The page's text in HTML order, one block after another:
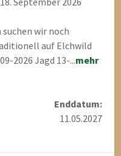
suchen wir noch
auf Elchwild
2026 Jagd 13-...mehr
Enddatum:
11.05.2027